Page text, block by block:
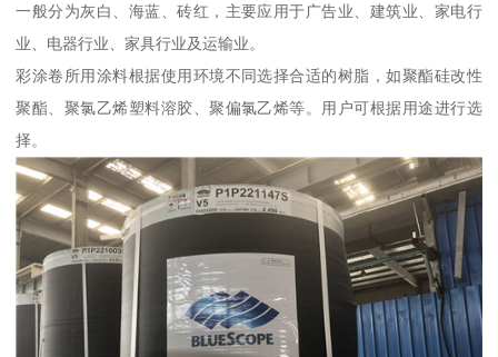
一般分为灰白、海蓝、砖红，主要应用于广告业、建筑业、家电行
业、电器行业、家具行业及运输业。
彩涂卷所用涂料根据使用环境不同选择合适的树脂，如聚酯硅改性
聚酯、聚氯乙烯塑料溶胶、聚偏氯乙烯等。用户可根据用途进行选
择。